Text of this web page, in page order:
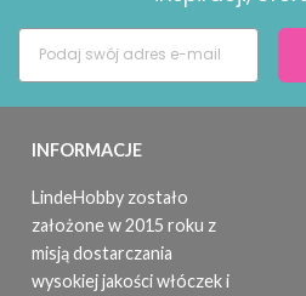
INFORMACJE
LindeHobby zostało
założone w 2015 roku z
misją dostarczania
wysokiej jakości włóczek i